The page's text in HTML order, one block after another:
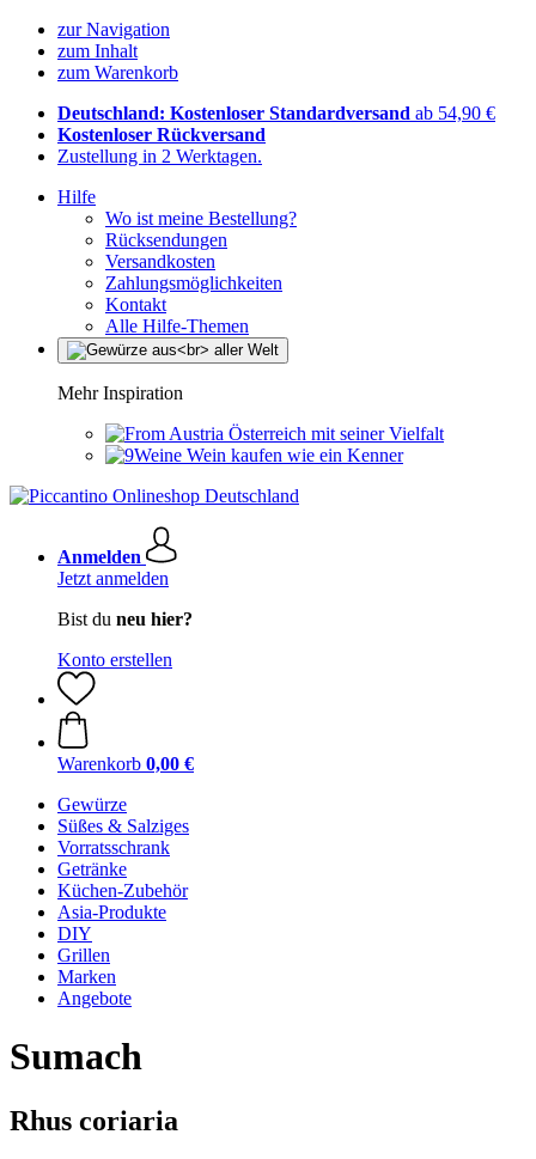
zur Navigation
zum Inhalt
zum Warenkorb
Deutschland: Kostenloser Standardversand ab 54,90 €
Kostenloser Rückversand
Zustellung in 2 Werktagen.
Hilfe
Wo ist meine Bestellung?
Rücksendungen
Versandkosten
Zahlungsmöglichkeiten
Kontakt
Alle Hilfe-Themen
Mehr Inspiration
Österreich mit seiner Vielfalt
Wein kaufen wie ein Kenner
Anmelden
Jetzt anmelden
Bist du neu hier?
Konto erstellen
Warenkorb 0,00 €
Gewürze
Süßes & Salziges
Vorratsschrank
Getränke
Küchen-Zubehör
Asia-Produkte
DIY
Grillen
Marken
Angebote
Sumach
Rhus coriaria